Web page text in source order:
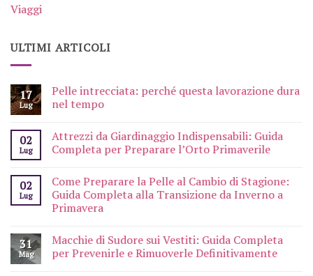
Viaggi
ULTIMI ARTICOLI
17
Lug
Pelle intrecciata: perché questa lavorazione dura
nel tempo
02
Lug
Attrezzi da Giardinaggio Indispensabili: Guida
Completa per Preparare l’Orto Primaverile
02
Lug
Come Preparare la Pelle al Cambio di Stagione:
Guida Completa alla Transizione da Inverno a
Primavera
31
Mag
Macchie di Sudore sui Vestiti: Guida Completa
per Prevenirle e Rimuoverle Definitivamente